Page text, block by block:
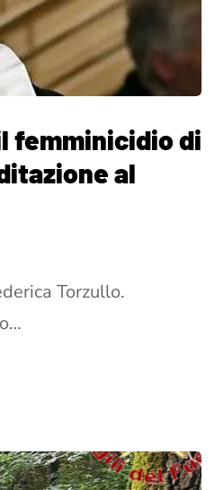
femminicidio di
al
Torzullo.